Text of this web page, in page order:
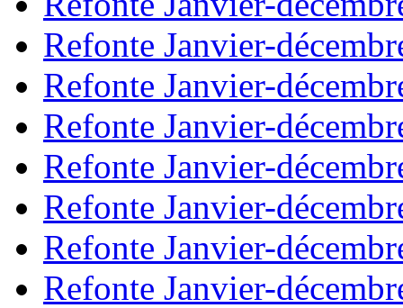
Refonte Janvier-
Refonte Janvier-
Refonte Janvier-
Refonte Janvier-
Refonte Janvier-
Refonte Janvier-
Refonte Janvier-